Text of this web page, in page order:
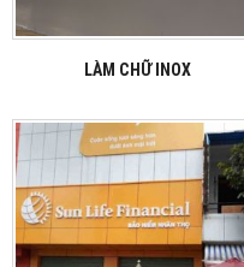
LÀM CHỮ INOX